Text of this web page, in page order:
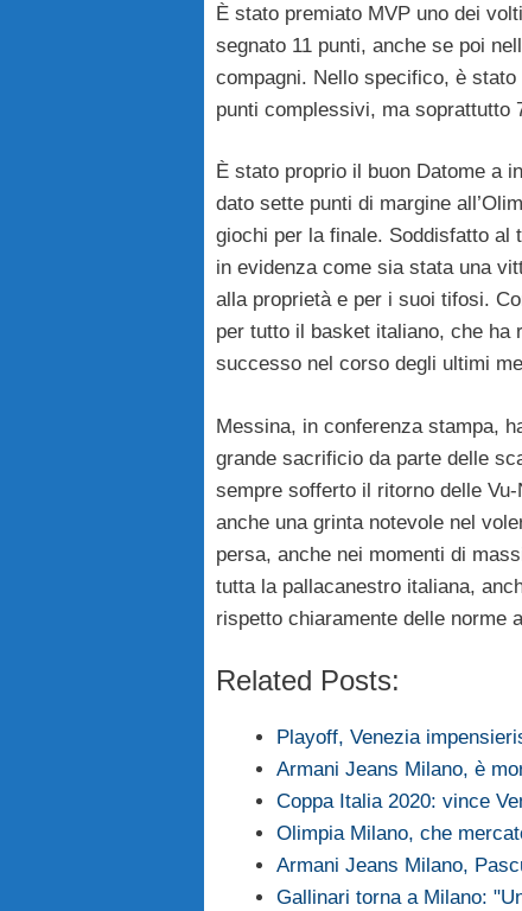
È stato premiato MVP uno dei
segnato 11 punti, anche se poi
compagni. Nello specifico, è stato
punti complessivi, ma soprattutto
È stato proprio il buon Datome a
dato sette punti di margine
giochi per la finale. Soddisfatto al
in evidenza come sia stata una
alla proprietà e per i suoi tifosi.
per tutto il basket italiano, che ha
successo nel corso degli ultimi
Messina, in conferenza stampa,
grande sacrificio da parte delle
sempre sofferto il ritorno delle
anche una grinta notevole nel
persa, anche nei momenti di
tutta la pallacanestro italiana,
rispetto chiaramente delle norme
Related Posts:
Playoff, Venezia
Armani Jeans Milano, è
Coppa Italia 2020: vince
Olimpia Milano, che
Armani Jeans Milano,
Gallinari torna a Milano: